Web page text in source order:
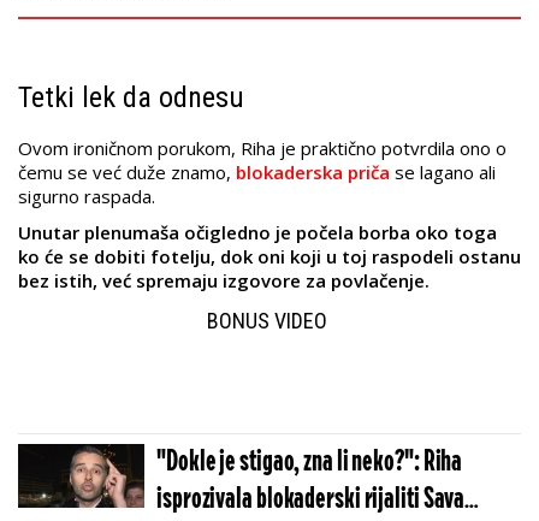
Tetki lek da odnesu
Ovom ironičnom porukom, Riha je praktično potvrdila ono o
čemu se već duže znamo, blokaderska priča se lagano ali
sigurno raspada.
Unutar plenumaša očigledno je počela borba oko toga
ko će se dobiti fotelju, dok oni koji u toj raspodeli ostanu
bez istih, već spremaju izgovore za povlačenje.
BONUS VIDEO
"Dokle je stigao, zna li neko?": Riha
isprozivala blokaderski rijaliti Sava